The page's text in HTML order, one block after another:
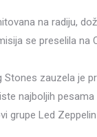
na radiju,
se preselila na
Stones zauzela je
najboljih pesama
grupe Led